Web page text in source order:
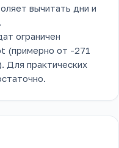
вычитать дни и
ограничен
(примерно от -271
Для практических